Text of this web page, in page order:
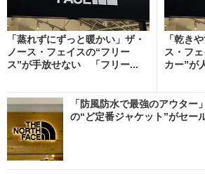
「蒸れずにずっと暖かい」ザ・
ノース・フェイスの“フリー
ス”が手放せない 「フリー...
「乾き
ス・フ
カー”が
「防風防水で最強のアウタ
の“ど定番ジャケット”がセ